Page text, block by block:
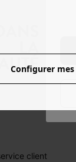
LA
client
Configurer